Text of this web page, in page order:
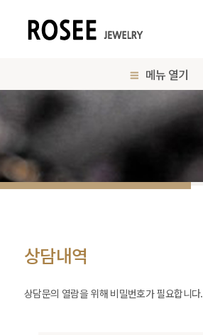
메뉴 열기
상담내역
상담문의 열람을 위해 비밀번호가 필요합니다.